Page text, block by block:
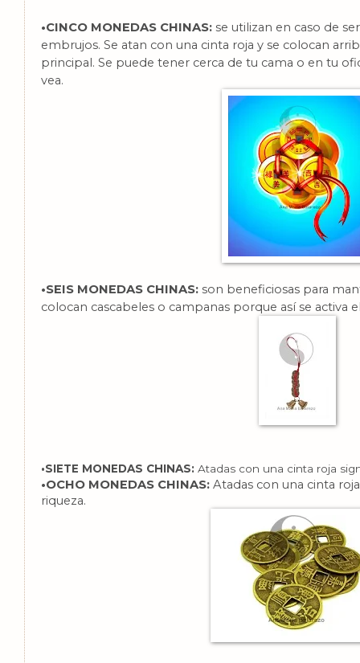
•CINCO MONEDAS CHINAS: se utilizan en caso de
embrujos. Se atan con una cinta roja y se colocan
principal. Se puede tener cerca de tu cama o en tu
vea.
•SEIS MONEDAS CHINAS: son beneficiosas para
colocan cascabeles o campanas porque así se activa
•SIETE MONEDAS CHINAS: Atadas con una cinta roja
•OCHO MONEDAS CHINAS: Atadas con una cinta
riqueza.